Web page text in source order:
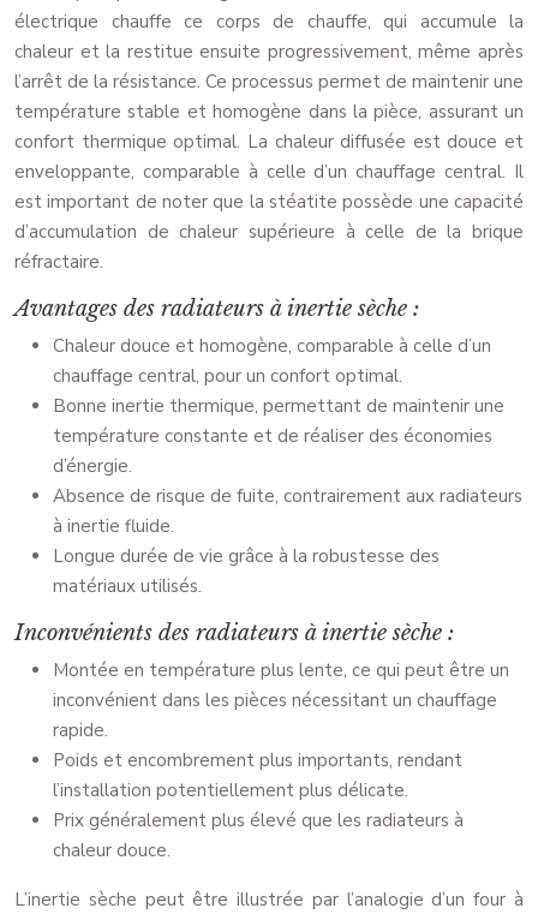
électrique chauffe ce corps de chauffe, qui accumule la
chaleur et la restitue ensuite progressivement, même après
l’arrêt de la résistance. Ce processus permet de maintenir une
température stable et homogène dans la pièce, assurant un
confort thermique optimal. La chaleur diffusée est douce et
enveloppante, comparable à celle d’un chauffage central. Il
est important de noter que la stéatite possède une capacité
d’accumulation de chaleur supérieure à celle de la brique
réfractaire.
Avantages des radiateurs à inertie sèche :
Chaleur douce et homogène, comparable à celle d’un
chauffage central, pour un confort optimal.
Bonne inertie thermique, permettant de maintenir une
température constante et de réaliser des économies
d’énergie.
Absence de risque de fuite, contrairement aux radiateurs
à inertie fluide.
Longue durée de vie grâce à la robustesse des
matériaux utilisés.
Inconvénients des radiateurs à inertie sèche :
Montée en température plus lente, ce qui peut être un
inconvénient dans les pièces nécessitant un chauffage
rapide.
Poids et encombrement plus importants, rendant
l’installation potentiellement plus délicate.
Prix généralement plus élevé que les radiateurs à
chaleur douce.
L’inertie sèche peut être illustrée par l’analogie d’un four à